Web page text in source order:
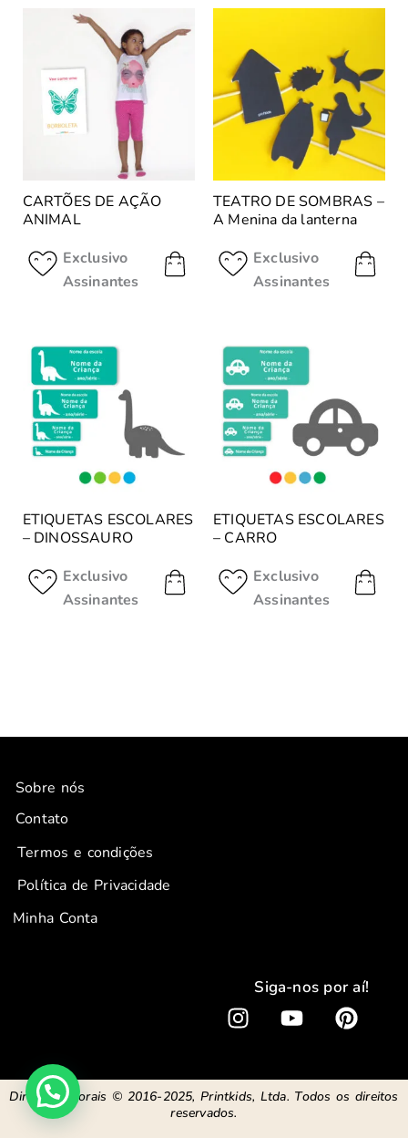
CARTÕES DE AÇÃO
ANIMAL
Exclusivo
Assinantes
TEATRO DE SOMBRAS –
A Menina da lanterna
Exclusivo
Assinantes
ETIQUETAS ESCOLARES
– DINOSSAURO
Exclusivo
Assinantes
ETIQUETAS ESCOLARES
– CARRO
Exclusivo
Assinantes
Sobre nós
Contato
Termos e condições
Política de Privacidade
Minha Conta
Siga-nos por aí!
I
t
a
Y
t
u
P
t
e
Direitos autorais © 2016-2025, Printkids, Ltda. Todos os direitos
reservados.